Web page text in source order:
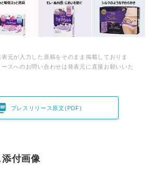
元が入力した原稿をそのまま掲載しておりま
スへのお問い合わせは発表元に直接お願いいた
プレスリリース原文(PDF)
付画像